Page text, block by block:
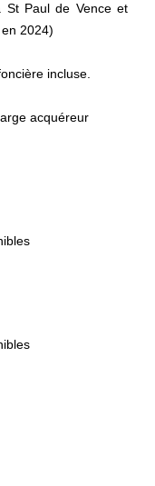
St Paul de Vence et
2024)
incluse.
acquéreur